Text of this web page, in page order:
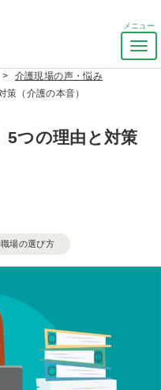
ナ
ビ
介護現場の声・悩み
（介護の本音）
5つの理由と対策
場の選び方